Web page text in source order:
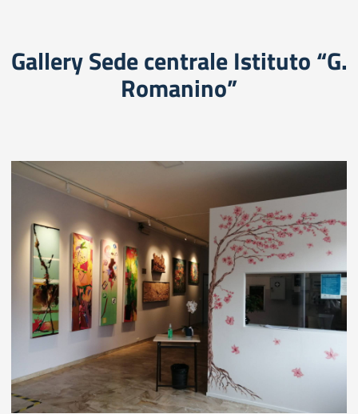
Gallery Sede centrale Istituto “G.
Romanino”